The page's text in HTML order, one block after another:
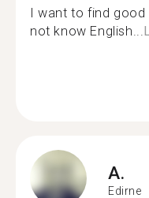
I want to find good
not know English...
A.
Edirne